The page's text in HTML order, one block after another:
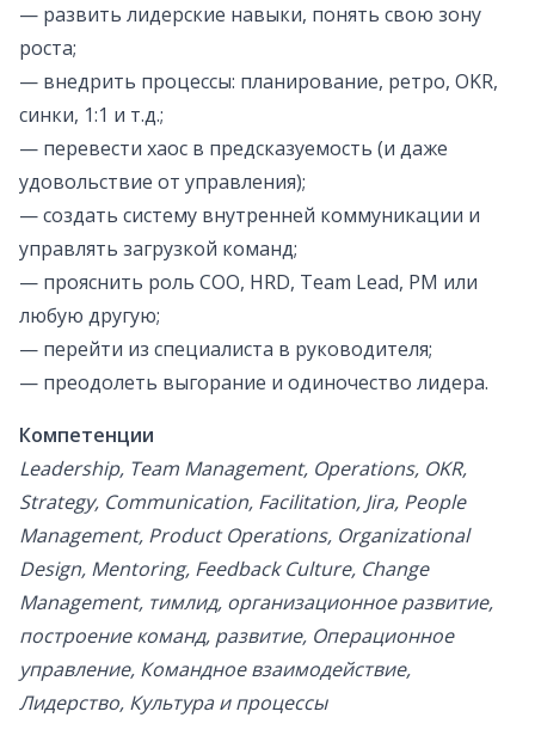
— развить лидерские навыки, понять свою зону
роста;
— внедрить процессы: планирование, ретро, OKR,
синки, 1:1 и т.д.;
— перевести хаос в предсказуемость (и даже
удовольствие от управления);
— создать систему внутренней коммуникации и
управлять загрузкой команд;
— прояснить роль СОО, HRD, Team Lead, PM или
любую другую;
— перейти из специалиста в руководителя;
— преодолеть выгорание и одиночество лидера.
Компетенции
Leadership, Team Management, Operations, OKR,
Strategy, Communication, Facilitation, Jira, People
Management, Product Operations, Organizational
Design, Mentoring, Feedback Culture, Change
Management, тимлид, организационное развитие,
построение команд, развитие, Операционное
управление, Командное взаимодействие,
Лидерство, Культура и процессы